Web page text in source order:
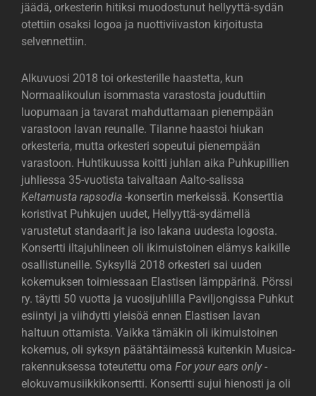
jäädä, orkesterin hitiksi muodostunut hellyyttä-sydän
otettiin osaksi logoa ja nuottiviivaston kirjoitusta
selvennettiin.
Alkuvuosi 2018 toi orkesterille haastetta, kun
Normaalikoulun isommasta varastosta jouduttiin
luopumaan ja tavarat mahduttamaan pienempään
varastoon lavan reunalle. Tilanne haastoi hiukan
orkesteria, mutta orkesteri sopeutui pienempään
varastoon. Huhtikuussa koitti juhlan aika Puhkupillien
juhliessa 35-vuotista taivaltaan Aalto-salissa
Keltamusta rapsodia -konsertin merkeissä. Konserttia
koristivat Puhkujen uudet, Hellyyttä-sydämellä
varustetut standaarit ja iso lakana uudesta logosta.
Konsertti iltajuhlineen oli ikimuistoinen elämys kaikille
osallistuneille. Syksyllä 2018 orkesteri sai uuden
kokemuksen toimiessaan Elastisen lämppärinä. Pörssi
ry. täytti 50 vuotta ja vuosijuhlilla Paviljongissa Puhkut
esiintyi ja viihdytti yleisöä ennen Elastisen lavan
haltuun ottamista. Vaikka tämäkin oli ikimuistoinen
kokemus, oli syksyn päätähtäimessä kuitenkin Musica-
rakennuksessa toteutettu oma For your ears only-
elokuvamusiikkikonsertti. Konsertti sujui hienosti ja oli